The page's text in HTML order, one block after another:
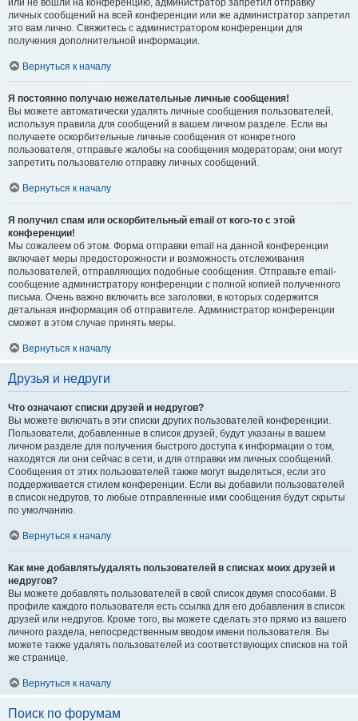
или не вошли на конференцию, администратор запретил отправку
личных сообщений на всей конференции или же администратор запретил
это вам лично. Свяжитесь с администратором конференции для
получения дополнительной информации.
Вернуться к началу
Я постоянно получаю нежелательные личные сообщения!
Вы можете автоматически удалять личные сообщения пользователей,
используя правила для сообщений в вашем личном разделе. Если вы
получаете оскорбительные личные сообщения от конкретного
пользователя, отправьте жалобы на сообщения модераторам; они могут
запретить пользователю отправку личных сообщений.
Вернуться к началу
Я получил спам или оскорбительный email от кого-то с этой
конференции!
Мы сожалеем об этом. Форма отправки email на данной конференции
включает меры предосторожности и возможность отслеживания
пользователей, отправляющих подобные сообщения. Отправьте email-
сообщение администратору конференции с полной копией полученного
письма. Очень важно включить все заголовки, в которых содержится
детальная информация об отправителе. Администратор конференции
сможет в этом случае принять меры.
Вернуться к началу
Друзья и недруги
Что означают списки друзей и недругов?
Вы можете включать в эти списки других пользователей конференции.
Пользователи, добавленные в список друзей, будут указаны в вашем
личном разделе для получения быстрого доступа к информации о том,
находятся ли они сейчас в сети, и для отправки им личных сообщений.
Сообщения от этих пользователей также могут выделяться, если это
поддерживается стилем конференции. Если вы добавили пользователей
в список недругов, то любые отправленные ими сообщения будут скрыты
по умолчанию.
Вернуться к началу
Как мне добавлять/удалять пользователей в списках моих друзей и
недругов?
Вы можете добавлять пользователей в свой список двумя способами. В
профиле каждого пользователя есть ссылка для его добавления в список
друзей или недругов. Кроме того, вы можете сделать это прямо из вашего
личного раздела, непосредственным вводом имени пользователя. Вы
можете также удалять пользователей из соответствующих списков на той
же странице.
Вернуться к началу
Поиск по форумам